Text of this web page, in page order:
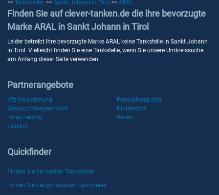
>> Tankstellen >> Sankt Johann in Tirol >> ARAL
Finden Sie auf clever-tanken.de die ihre bevorzugte
Marke ARAL in Sankt Johann in Tirol
Leider betreibt Ihre bevorzugte Marke ARAL keine Tankstelle in Sankt Johann
in Tirol. Vielleicht finden Sie eine Tankstelle, wenn Sie unsere Umkreissuche
am Anfang dieser Seite verwenden.
Partnerangebote
Kfz-Versicherung
Produktvergleich
Gebrauchtwagenmarkt
Kindersitze
Finanzierung
Reifen
Leasing
Quickfinder
Finden Sie die besten Tankstellen
Finden Sie die günstigsten Spritpreise